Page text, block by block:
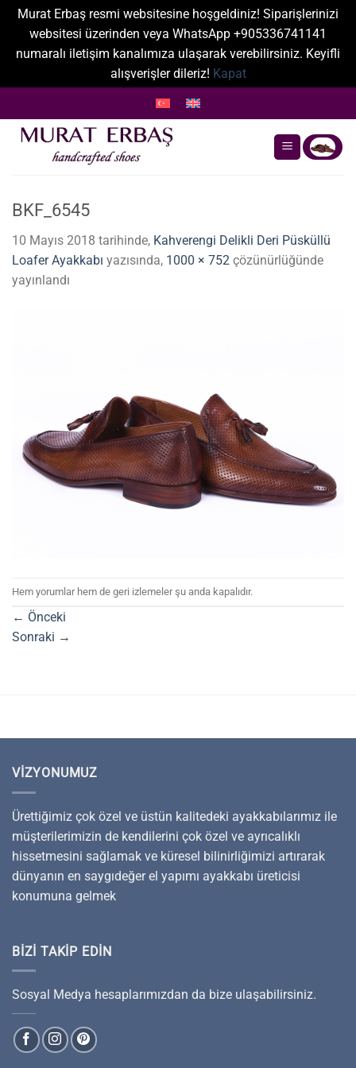
Murat Erbaş resmi websitesine hoşgeldiniz! Siparişlerinizi
websitesi üzerinden veya WhatsApp +905336741141
numaralı iletişim kanalımıza ulaşarak verebilirsiniz. Keyifli
alışverişler dileriz! Kapat
atla
BKF_6545
10 Mayıs 2018 tarihinde, Kahverengi Delikli Deri Püsküllü
Loafer Ayakkabı yazısında, 1000 × 752 çözünürlüğünde
yayınlandı
Hem yorumlar hem de geri izlemeler şu anda kapalıdır.
← Önceki
Sonraki →
VIZYONUMUZ
Ürettiğimiz çok özel ve üstün kalitedeki ayakkabılarımız ile
müşterilerimizin de kendilerini çok özel ve ayrıcalıklı
hissetmesini sağlamak ve küresel bilinirliğimizi artırarak
dünyanın en saygıdeğer el yapımı ayakkabı üreticisi
konumuna gelmek
BIZI TAKIP EDIN
Sosyal Medya hesaplarımızdan da bize ulaşabilirsiniz.